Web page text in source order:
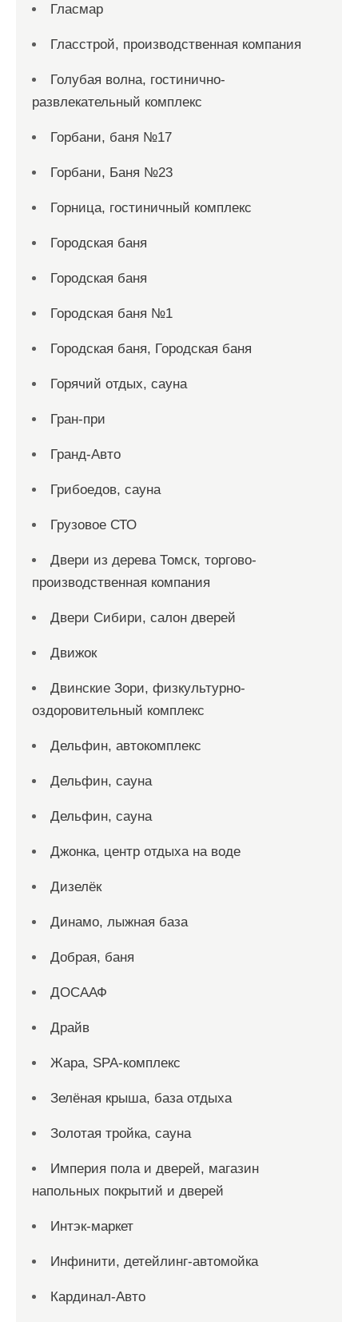
Гласмар
Гласстрой, производственная компания
Голубая волна, гостинично-
развлекательный комплекс
Горбани, баня №17
Горбани, Баня №23
Горница, гостиничный комплекс
Городская баня
Городская баня
Городская баня №1
Городская баня, Городская баня
Горячий отдых, сауна
Гран-при
Гранд-Авто
Грибоедов, сауна
Грузовое СТО
Двери из дерева Томск, торгово-
производственная компания
Двери Сибири, салон дверей
Движок
Двинские Зори, физкультурно-
оздоровительный комплекс
Дельфин, автокомплекс
Дельфин, сауна
Дельфин, сауна
Джонка, центр отдыха на воде
Дизелёк
Динамо, лыжная база
Добрая, баня
ДОСААФ
Драйв
Жара, SPA-комплекс
Зелёная крыша, база отдыха
Золотая тройка, сауна
Империя пола и дверей, магазин
напольных покрытий и дверей
Интэк-маркет
Инфинити, детейлинг-автомойка
Кардинал-Авто